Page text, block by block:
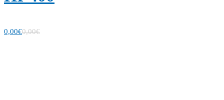
0,00€0,00€